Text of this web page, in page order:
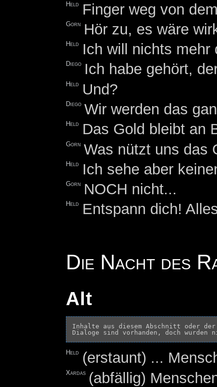
Held Finger weg von
Gorn Hör zu, es wäre
Held Ich will nichts mehr
Diego Ich habe gehört,
Held Und?
Diego Wir werden das
Held Das Gold bleibt an
Gorn Was nützt uns das
Held Ich sehe aber
Gorn NOCH nicht...
Held Entspann dich!
Die Nacht des
Alt
Inhalte aus diesem Abschnitt oder
Held (erstaunt) ...
Xardas (abfällig)